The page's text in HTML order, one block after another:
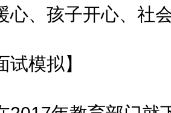
心、孩子开心、社
模拟】